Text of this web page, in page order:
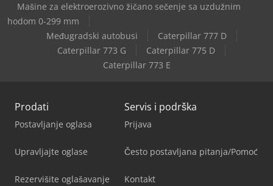
Mašine za elektroerozivno žičano sečenje sa uzdužnim
hodom 0-299 mm
Međugradski autobusi
Caterpillar 777 D
Caterpillar 773 G
Caterpillar 775 D
Caterpillar 773 E
Prodati
Postavljanje oglasa
Upravljajte oglase
Rezervišite oglašavanje
Servis i podrška
Prijava
Često postavljana pitanja/Pomoć
Kontakt